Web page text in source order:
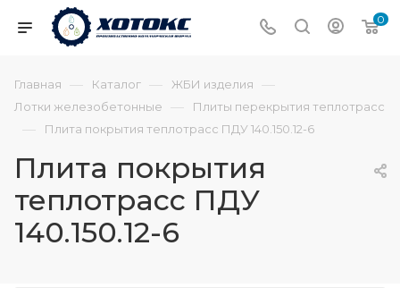
0
Главная — Каталог — ЖБИ изделия —
Лотки железобетонные — Плиты перекрытия теплотрасс
— Плита покрытия теплотрасс ПДУ 140.150.12-6
Плита покрытия
теплотрасс ПДУ
140.150.12-6